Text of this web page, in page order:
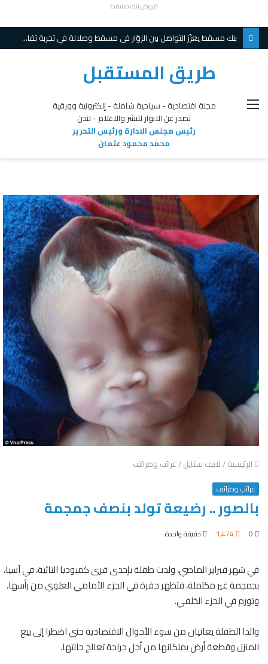
قروض بنك مسقط
بنك مسقط يعزّز التواصل بين الزوّار في مسقط وصلالة في تجربة تفاعلية مبتكرة ويواصل تقديم عروض حصريّة خلال موسم الخريف
طريق المستقبل
مجلة اقتصادية - سياحية شاملة - إلكترونية وورقية
تصدر عن الانوار للنشر والاعلام - لندن
رئيس مجلس الادارة ورئيس التحرير
محمد محمود عثمان
القائمة
الرئيسية/لايف ستايل/غرائب وطرائف
غرائب وطرائف
بالصور .. رضيعة تولد بنصف جمجمة
0 1٬474 دقيقة واحدة
في شهر فبراير الماضي، ولدت طفلة بإحدى قرى كمبوديا النائية، في آسيا،
بجمجمة غير مكتملة، فتظهر حفرة في الجزء الأمامي العلوي من رأسها،
وتورم في الجزء الخلفي.
والدا الطفلة يعانيان من سوء الأحوال الاقتصادية حتى اضطرا إلى بيع
المنزل وقطعة أرض يملكانها من أجل جراحة تعالج حالتها.